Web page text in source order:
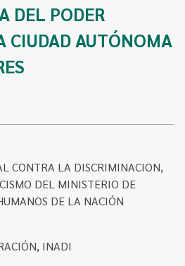
Pública
Información online
en la Justicia
la Justicia
Abiertos
DEL PODER
CIUDAD AUTÓNOMA
CONTRA LA DISCRIMINACION,
DEL MINISTERIO DE
DE LA NACIÓN
INADI